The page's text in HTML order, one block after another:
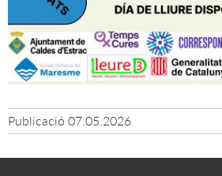
Publicació 07.05.2026